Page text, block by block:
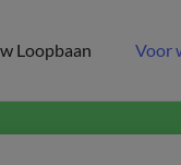
Loopbaan Voor